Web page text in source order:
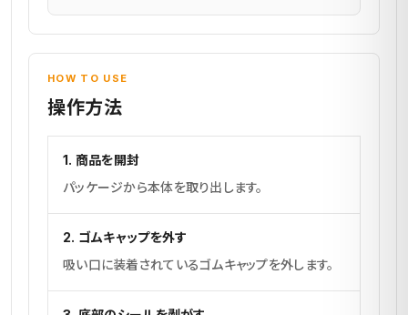
HOW TO USE
操作方法
1. 商品を開封
パッケージから本体を取り出します。
2. ゴムキャップを外す
吸い口に装着されているゴムキャップを外します。